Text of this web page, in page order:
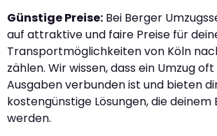
Günstige Preise: Bei Berger
auf attraktive und faire Preise für
Transportmöglichkeiten von Köln
zählen. Wir wissen, dass ein Umzug
Ausgaben verbunden ist und bieten
kostengünstige Lösungen, die
werden.